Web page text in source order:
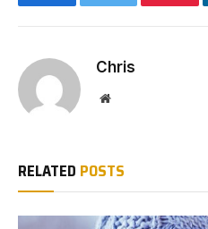
Chris
Website
RELATED POSTS